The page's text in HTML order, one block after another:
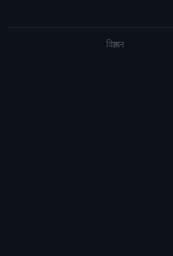
विज्ञापन